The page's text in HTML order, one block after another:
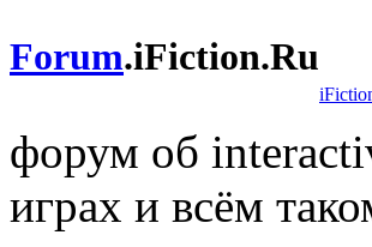
Forum.iFiction.Ru
форум об
играх и всём